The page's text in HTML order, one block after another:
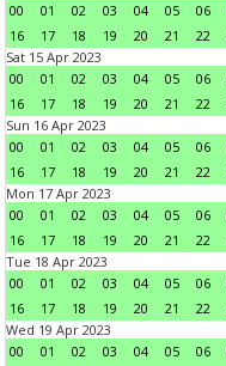
00
01 02 03 04 05 06
16
17 18 19 20 21 22
Sat 15 Apr 2023
00
01 02 03 04 05 06
16
17 18 19 20 21 22
Sun 16 Apr 2023
00
01 02 03 04 05 06
16
17 18 19 20 21 22
Mon 17 Apr 2023
00
01 02 03 04 05 06
16
17 18 19 20 21 22
Tue 18 Apr 2023
00
01 02 03 04 05 06
16
17 18 19 20 21 22
Wed 19 Apr 2023
00
01 02 03 04 05 06